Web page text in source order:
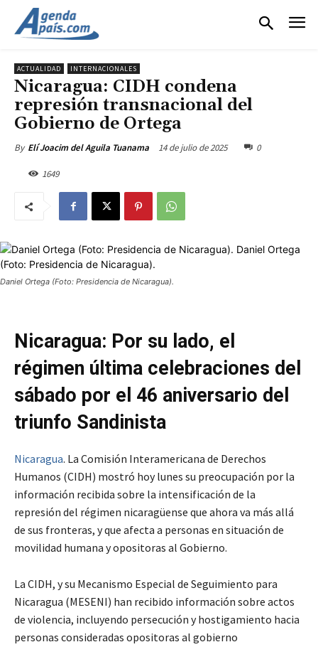
ACTUALIDAD INTERNACIONALES
Nicaragua: CIDH condena
represión transnacional del
Gobierno de Ortega
By Elí Joacim del Aguila Tuanama 14 de julio de 2025 0
1649
Daniel Ortega (Foto: Presidencia de Nicaragua).
Nicaragua: Por su lado, el
régimen última celebraciones del
sábado por el 46 aniversario del
triunfo Sandinista
Nicaragua. La Comisión Interamericana de Derechos
Humanos (CIDH) mostró hoy lunes su preocupación por la
información recibida sobre la intensificación de la
represión del régimen nicaragüense que ahora va más allá
de sus fronteras, y que afecta a personas en situación de
movilidad humana y opositoras al Gobierno.
La CIDH, y su Mecanismo Especial de Seguimiento para
Nicaragua (MESENI) han recibido información sobre actos
de violencia, incluyendo persecución y hostigamiento hacia
personas consideradas opositoras al gobierno